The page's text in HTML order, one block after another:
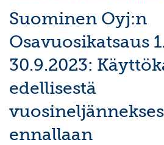
Suominen Oyj:n
Osavuosikatsaus
30.9.2023:
edellisestä
ennallaan